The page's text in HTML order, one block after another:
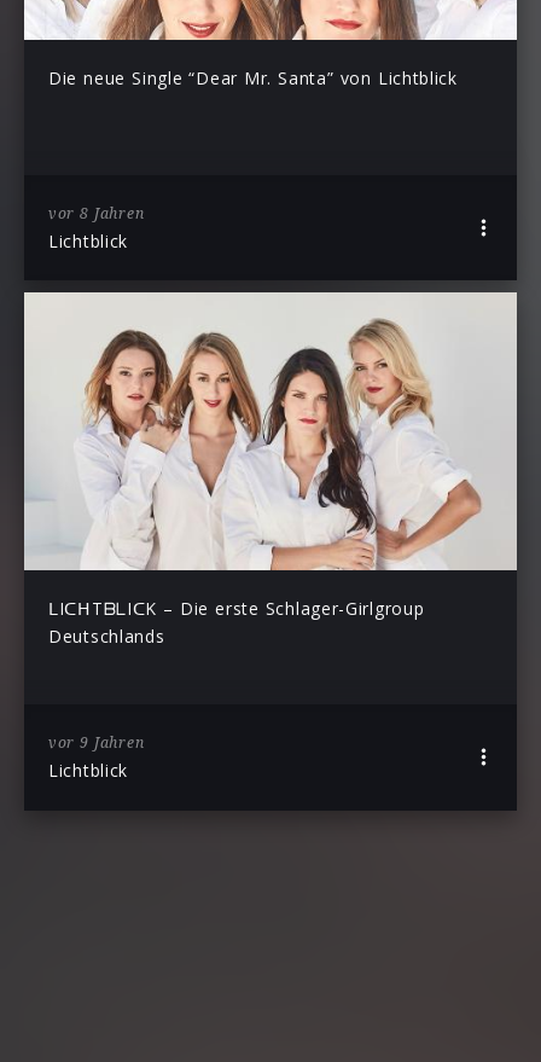
Die neue Single “Dear Mr. Santa” von Lichtblick
vor 8 Jahren
Lichtblick
ᒪIᑕᕼTᗷᒪIᑕK – Die erste Schlager-Girlgroup
Deutschlands
vor 9 Jahren
Lichtblick